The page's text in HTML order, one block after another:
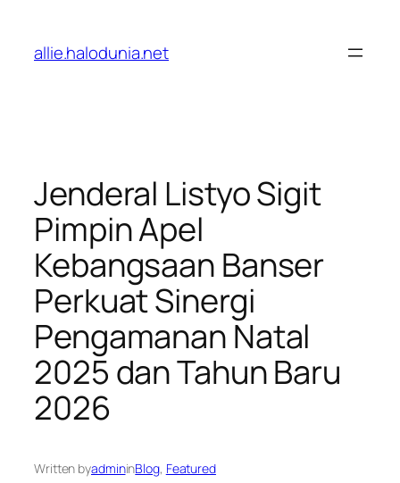
konten
allie.halodunia.net
Jenderal Listyo Sigit
Pimpin Apel
Kebangsaan Banser
Perkuat Sinergi
Pengamanan Natal
2025 dan Tahun Baru
2026
Written byadmininBlog, Featured